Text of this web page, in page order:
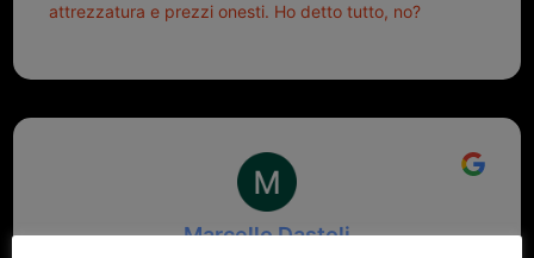
attrezzatura e prezzi onesti. Ho detto tutto, no?
Marcello Dastoli